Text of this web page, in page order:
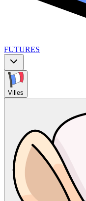
FUTURES
Villes